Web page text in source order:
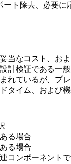
ート除去、必要に
当なコスト、お
計検証である一
れているが、プ
タイム、および
る場合
る場合
コンポーネント